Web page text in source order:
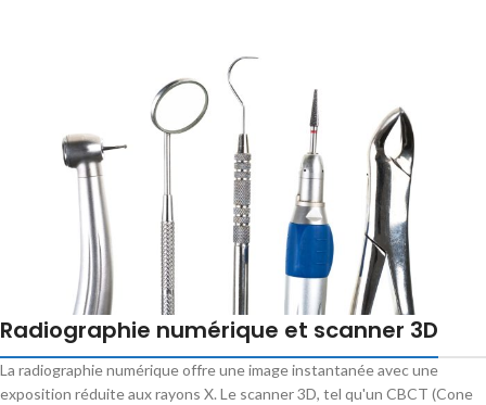
Radiographie numérique et scanner 3D
La radiographie numérique offre une image instantanée avec une
exposition réduite aux rayons X. Le scanner 3D, tel qu'un CBCT (Cone